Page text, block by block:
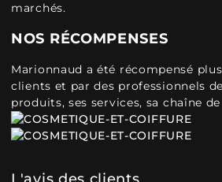
marchés.
NOS RÉCOMPENSES
Marionnaud a été récompensé
clients et par des professionnels
produits, ses services, sa chaîne